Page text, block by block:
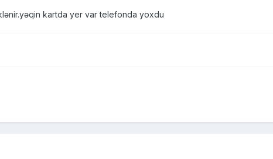
kartda yer var telefonda yoxdu